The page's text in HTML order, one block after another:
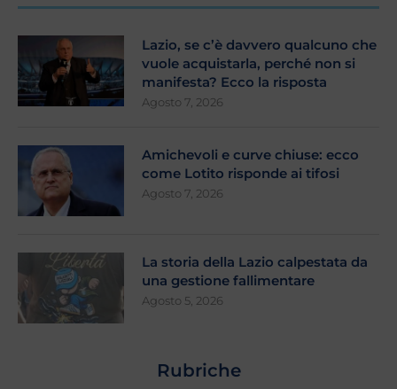
Lazio, se c’è davvero qualcuno che
vuole acquistarla, perché non si
manifesta? Ecco la risposta
Agosto 7, 2026
Amichevoli e curve chiuse: ecco
come Lotito risponde ai tifosi
Agosto 7, 2026
La storia della Lazio calpestata da
una gestione fallimentare
Agosto 5, 2026
Rubriche